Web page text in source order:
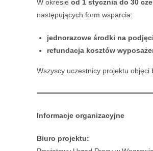
W okresie od 1 stycznia do 30
następujących form wsparcia:
jednorazowe środki na
refundacja kosztów
Wszyscy uczestnicy projektu objęci
Informacje organizacyjne
Biuro projektu: